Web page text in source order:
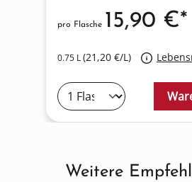
0.75 L(21,20 €/L)
pro Flasche 15,90 €*
Produktgalerie überspringen
Weitere